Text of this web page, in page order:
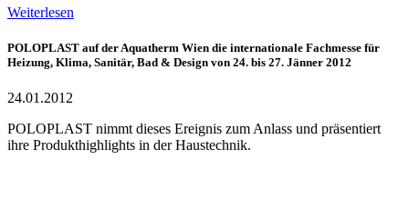
Weiterlesen
POLOPLAST auf der Aquatherm Wien die internationale Fachmesse für
Heizung, Klima, Sanitär, Bad & Design von 24. bis 27. Jänner 2012
24.01.2012
POLOPLAST nimmt dieses Ereignis zum Anlass und präsentiert
ihre Produkthighlights in der Haustechnik.